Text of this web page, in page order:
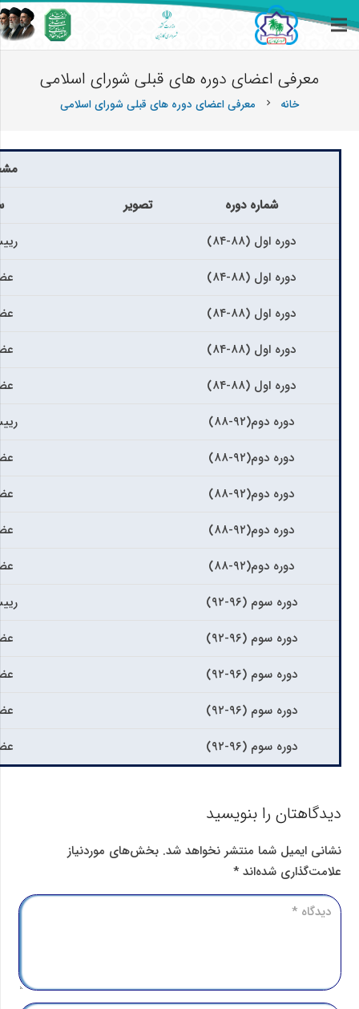
معرفی اعضای دوره های قبلی شورای اسلامی
خانه chevron_right معرفی اعضای دوره های قبلی شورای اسلامی
شماره دوره
تصویر
دوره اول (۸۸-۸۴)
دوره اول (۸۸-۸۴)
دوره اول (۸۸-۸۴)
دوره اول (۸۸-۸۴)
دوره اول (۸۸-۸۴)
دوره دوم(۹۲-۸۸)
دوره دوم(۹۲-۸۸)
دوره دوم(۹۲-۸۸)
دوره دوم(۹۲-۸۸)
دوره دوم(۹۲-۸۸)
دوره سوم (۹۶-۹۲)
دوره سوم (۹۶-۹۲)
دوره سوم (۹۶-۹۲)
دوره سوم (۹۶-۹۲)
دوره سوم (۹۶-۹۲)
دیدگاهتان را بنویسید
نشانی ایمیل شما منتشر نخواهد شد. بخش‌های موردنیاز
علامت‌گذاری شده‌اند*